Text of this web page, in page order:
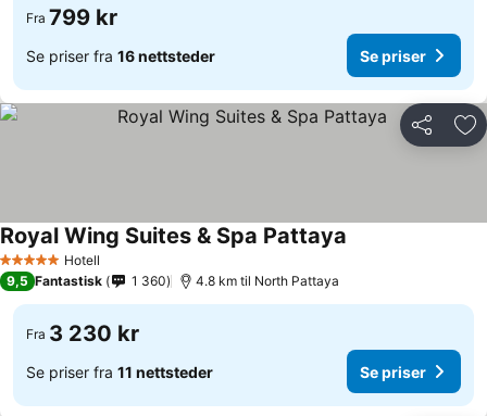
Fra 799 kr
Se priser fra 16 nettsteder Se priser
Del
5 Stjerner Hotell
Royal Wing Suites & Spa Pattaya
9,5 Fantastisk 1 360 4.8 km til North Pattaya
Fra 3 230 kr
Se priser fra 11 nettsteder Se priser